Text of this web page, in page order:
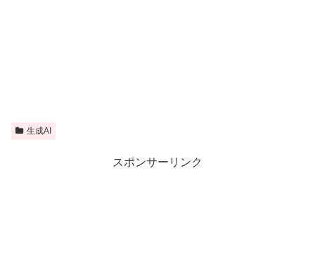
生成AI
スポンサーリンク